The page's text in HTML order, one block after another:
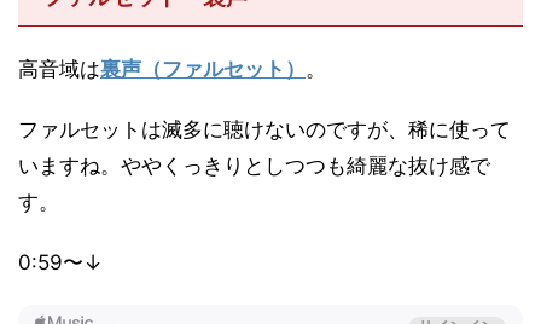
高音域は裏声（ファルセット） 。
ファルセットは滅多に聴けないのですが、稀に使って
いますね。ややくっきりとしつつも綺麗な抜け感で
す。
0:59〜↓